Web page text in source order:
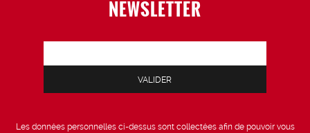
NEWSLETTER
Les données personnelles ci-dessus sont collectées afin de pouvoir vous